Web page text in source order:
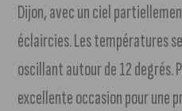
Dijon, avec un ciel
éclaircies. Les températures
oscillant autour de 12 degrés.
excellente occasion pour une